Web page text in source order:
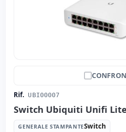
Rif. UBI00007
Switch Ubiquiti Unifi Lite
GENERALE STAMPANTESwitch